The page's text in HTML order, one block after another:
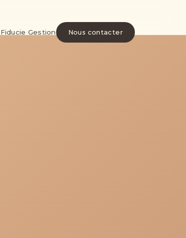
Fiducie Gestion Nous contacter